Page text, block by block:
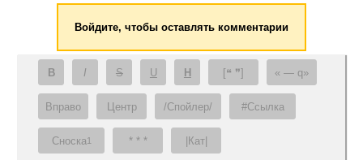
Войдите, чтобы оставлять комментарии
B I S U H [❝ ❞] — q
Вправо Центр /Спойлер/ #Ссылка
Сноска1 * * * |Кат|